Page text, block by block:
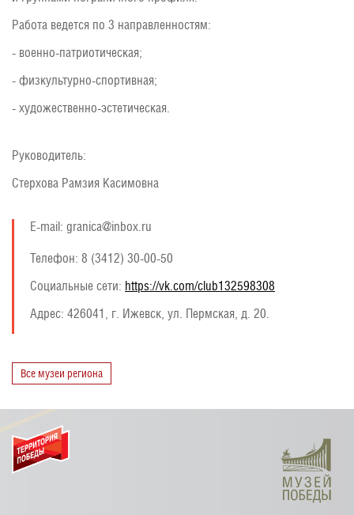
Работа ведется по 3 направленностям:
- военно-патриотическая;
- физкультурно-спортивная;
- художественно-эстетическая.
Руководитель:
Стерхова Рамзия Касимовна
E-mail: granica@inbox.ru
Телефон: 8 (3412) 30-00-50
Социальные сети: https://vk.com/club132598308
Адрес: 426041, г. Ижевск, ул. Пермская, д. 20.
Все музеи региона